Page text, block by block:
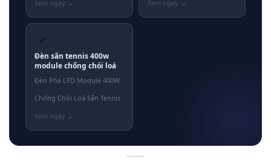
✓
Đèn sân tennis 400w
module chống chói loá
Đèn Pha LED Module 400W
Chống Chói Loá Sân Tennis